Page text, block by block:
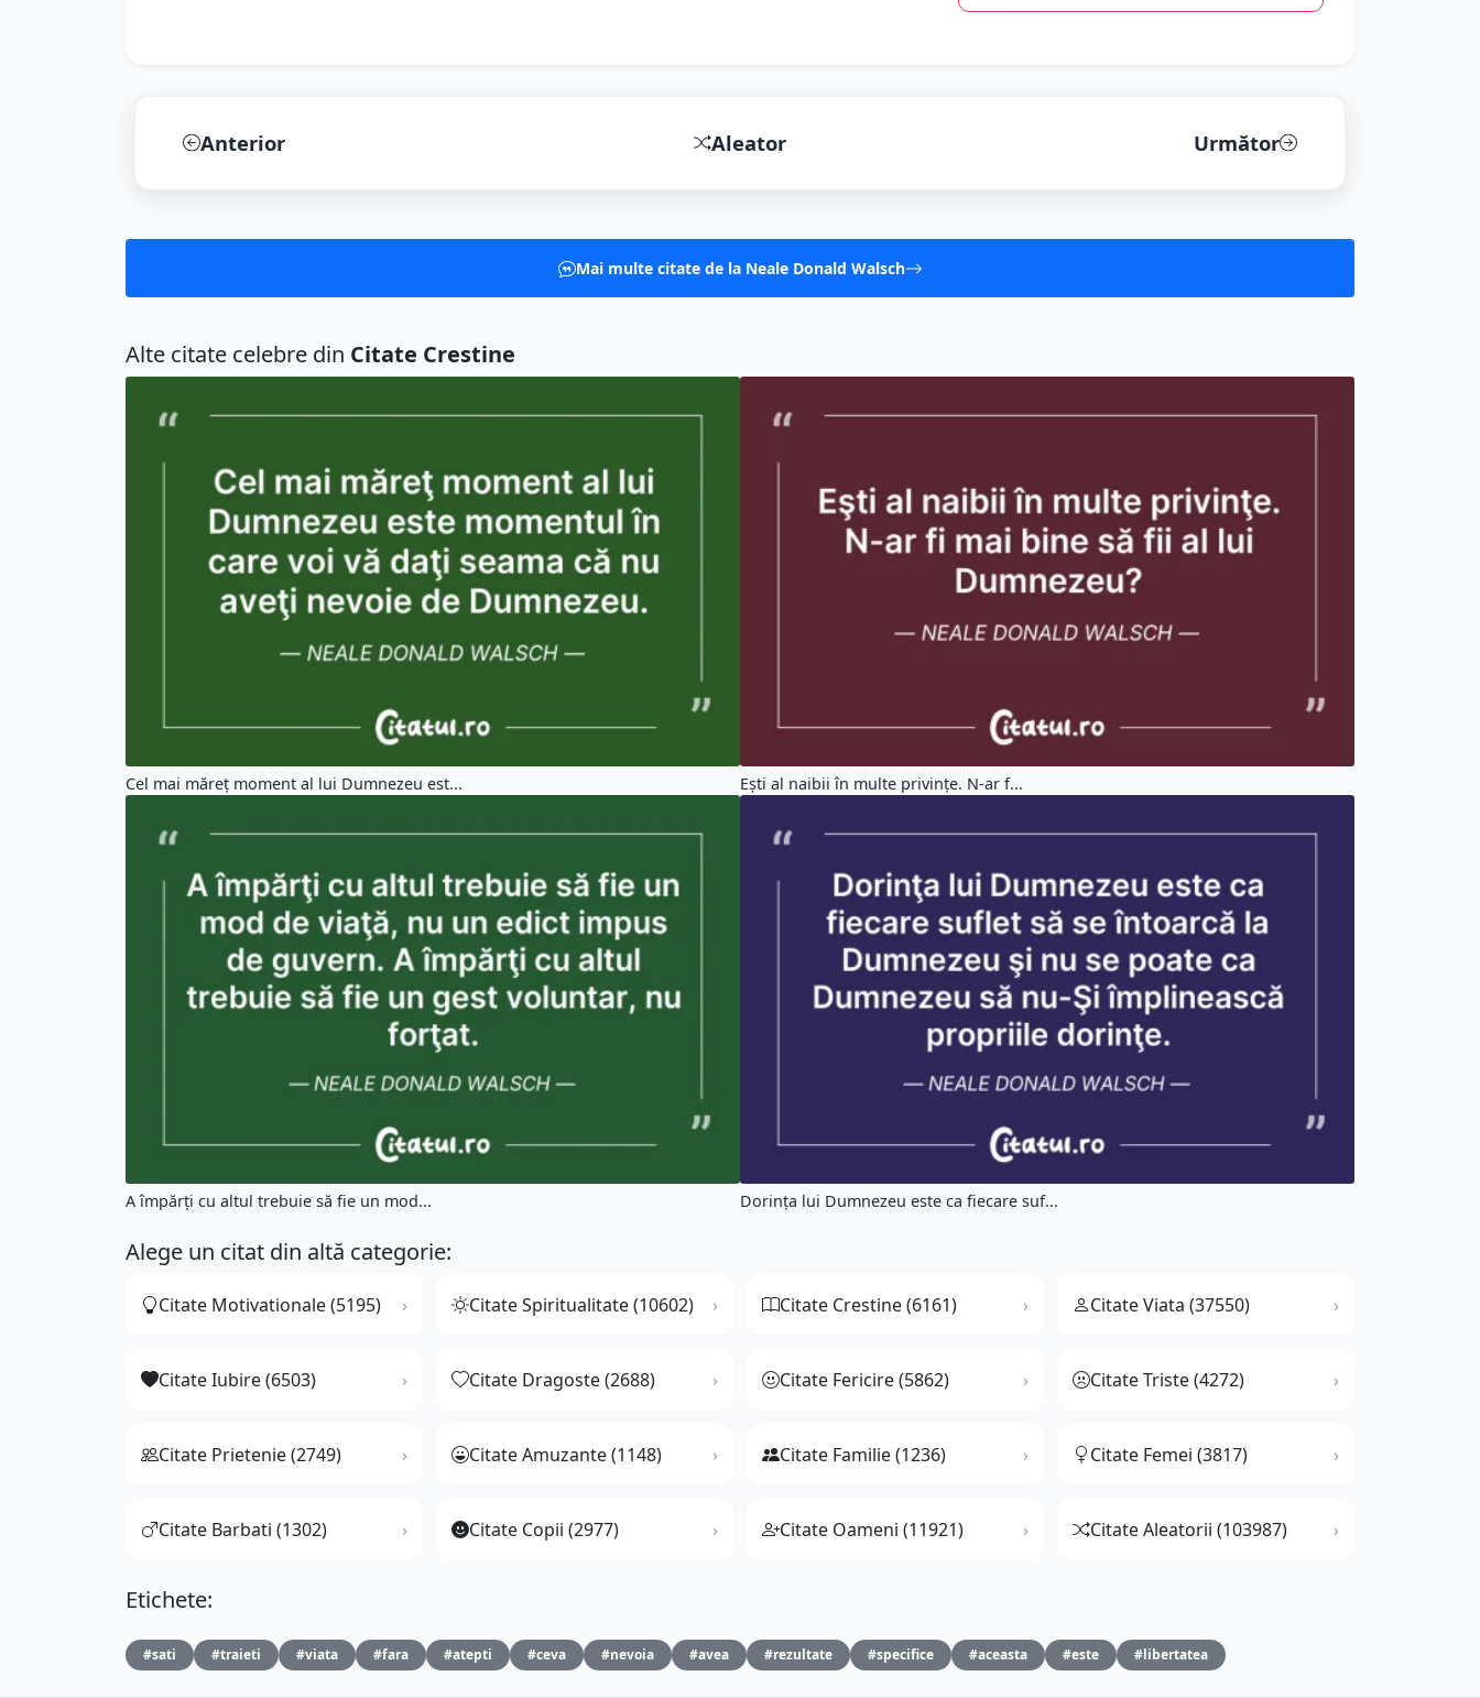
Anterior Aleator Următor
Mai multe citate de la Neale Donald Walsch
Alte citate celebre din Citate Crestine
Cel mai măreţ moment al lui Dumnezeu est... Eşti al naibii în multe privinţe. N-ar f...
A împărţi cu altul trebuie să fie un mod... Dorinţa lui Dumnezeu este ca fiecare suf...
Alege un citat din altă categorie:
Citate Motivationale (5195) Citate Spiritualitate (10602) Citate Crestine (6161) Citate Viata (37550)
Citate Iubire (6503) Citate Dragoste (2688) Citate Fericire (5862) Citate Triste (4272)
Citate Prietenie (2749) Citate Amuzante (1148) Citate Familie (1236) Citate Femei (3817)
Citate Barbati (1302) Citate Copii (2977) Citate Oameni (11921) Citate Aleatorii (103987)
Etichete:
#sati #traieti #viata #fara #atepti #ceva #nevoia #avea #rezultate #specifice #aceasta #este #libertatea